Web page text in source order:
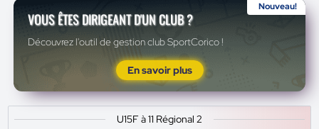
Nouveau!
VOUS ÊTES DIRIGEANT D'UN CLUB ?
Découvrez l'outil de gestion club SportCorico !
En savoir plus
U15F à 11 Régional 2